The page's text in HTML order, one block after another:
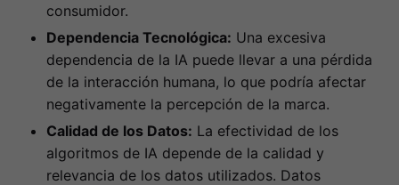
consumidor.
Dependencia Tecnológica: Una excesiva
dependencia de la IA puede llevar a una pérdida
de la interacción humana, lo que podría afectar
negativamente la percepción de la marca.
Calidad de los Datos: La efectividad de los
algoritmos de IA depende de la calidad y
relevancia de los datos utilizados. Datos